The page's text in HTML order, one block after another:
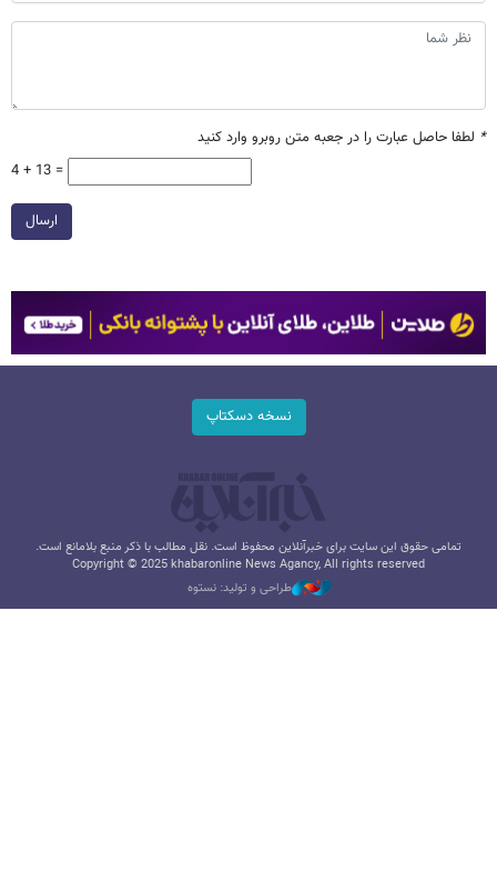
* لطفا حاصل عبارت را در جعبه متن روبرو وارد کنید
4 + 13 =
ارسال
نسخه دسکتاپ
تمامی حقوق این سایت برای خبرآنلاین محفوظ است. نقل مطالب با ذکر منبع بلامانع است.
Copyright © 2025 khabaronline News Agancy, All rights reserved
طراحی و تولید: نستوه